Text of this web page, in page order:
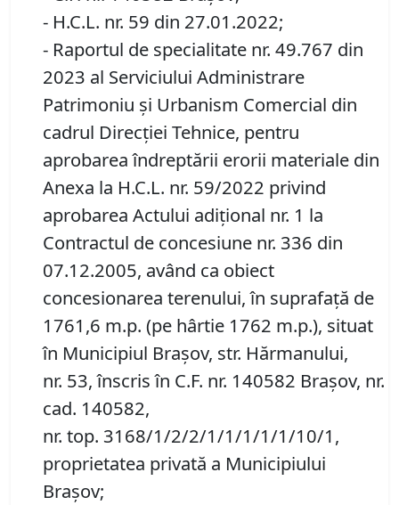
- H.C.L. nr. 59 din 27.01.2022;
- Raportul de specialitate nr. 49.767 din
2023 al Serviciului Administrare
Patrimoniu și Urbanism Comercial din
cadrul Direcției Tehnice, pentru
aprobarea îndreptării erorii materiale din
Anexa la H.C.L. nr. 59/2022 privind
aprobarea Actului adiţional nr. 1 la
Contractul de concesiune nr. 336 din
07.12.2005, având ca obiect
concesionarea terenului, în suprafață de
1761,6 m.p. (pe hârtie 1762 m.p.), situat
în Municipiul Brașov, str. Hărmanului,
nr. 53, înscris în C.F. nr. 140582 Brașov, nr.
cad. 140582,
nr. top. 3168/1/2/2/1/1/1/1/1/10/1,
proprietatea privată a Municipiului
Brașov;